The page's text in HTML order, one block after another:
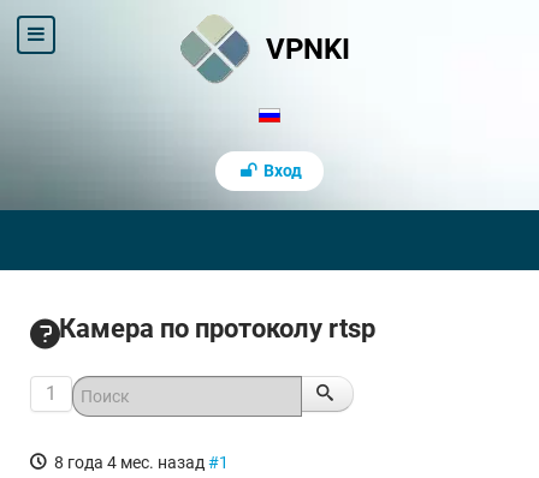
VPNKI
Вход
Камера по протоколу rtsp
1
8 года 4 мес. назад #1